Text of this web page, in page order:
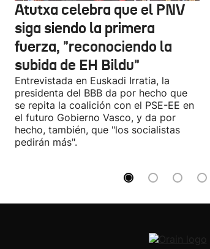
Atutxa celebra que el PNV
siga siendo la primera
fuerza, "reconociendo la
subida de EH Bildu"
Entrevistada en Euskadi Irratia, la
presidenta del BBB da por hecho que
se repita la coalición con el PSE-EE en
el futuro Gobierno Vasco, y da por
hecho, también, que "los socialistas
pedirán más".